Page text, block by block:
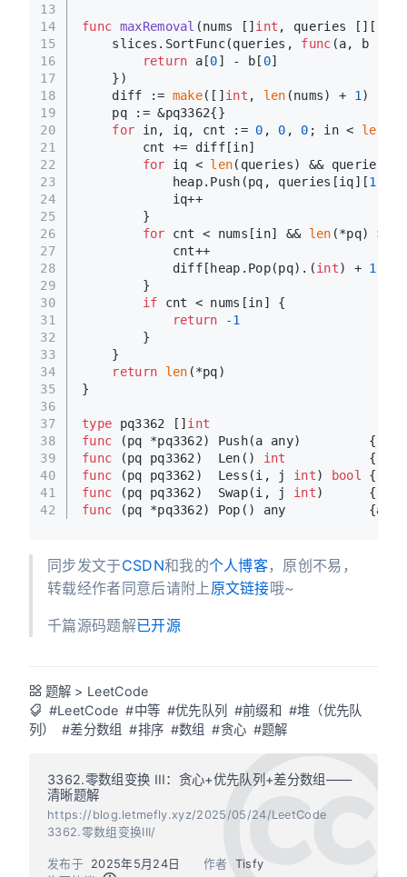
13
14
15
16
17
18
19
20
21
22
23
24
25
26
27
28
29
30
31
32
33
34
35
36
37
38
39
40
41
42
func maxRemoval (nums [] int , queries [][]
    slices.SortFunc(queries,
func (a, b []
return a[0] - b[ 0]
    })
    diff :=
make([] int , len (nums) + 1 )
    pq := &pq3362{}
for in, iq, cnt := 0 , 0 , 0 ; in < len
        cnt += diff[in]
for iq < len(queries) &&
            heap.Push(pq, queries[iq][
1
            iq++
        }
for cnt < nums[in] && len (*pq) >
            cnt++
            diff[heap.Pop(pq).(
int) + 1
        }
if cnt < nums[in] {
return
-1
        }
    }
return
len (*pq)
}
type pq3362 [] int
func
(pq *pq3362)
Push(a any)
func
(pq pq3362)
  Len()
int
           {
func
(pq pq3362)
  Less(i, j
int) bool {
func
(pq pq3362)
  Swap(i, j
int)
func
(pq *pq3362) Pop() any           {a
同步发文于CSDN和我的个人博客，原创不易，
转载经作者同意后请附上 原文链接哦~
千篇源码题解已开源
题解 > LeetCode
#LeetCode #中等 #优先队列 #前缀和 #堆（优先队
列）
#差分数组 #排序 #数组 #贪心 #题解
3362.零数组变换 III：贪心+优先队列+差分数组——
清晰题解
https://blog.letmefly.xyz/2025/05/24/LeetCode
3362.零数组变换III/
作者 Tisfy
发布于
2025年5月24日